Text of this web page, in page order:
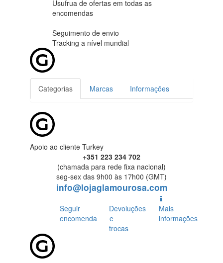
Usufrua de ofertas em todas as
encomendas
Seguimento de envio
Tracking a nível mundial
Categorias Marcas Informações
Apoio ao cliente Turkey
+351 223 234 702
(chamada para rede fixa nacional)
seg-sex das 9h00 às 17h00 (GMT)
info@lojaglamourosa.com
Seguir
encomenda
Devoluções
e
trocas
Mais
informações